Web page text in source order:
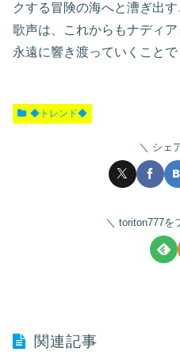
クする冒険の海へと漕ぎ出
歌声は、これからもナディ
永遠に響き渡っていくことで
◆トレンド◆
シェ
toriton777を
関連記事